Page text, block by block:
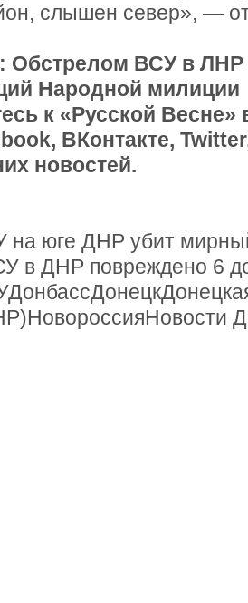
слышен север», —
Обстрелом ВСУ в ЛНР
Народной милиции
к «Русской Весне»
ВКонтакте,
новостей.
на юге ДНР убит
в ДНР повреждено 6